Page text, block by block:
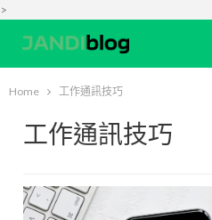
>
Home 工作通訊技巧
工作通訊技巧